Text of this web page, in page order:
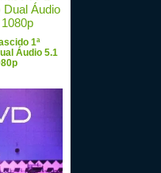
1ª
Áudio 5.1